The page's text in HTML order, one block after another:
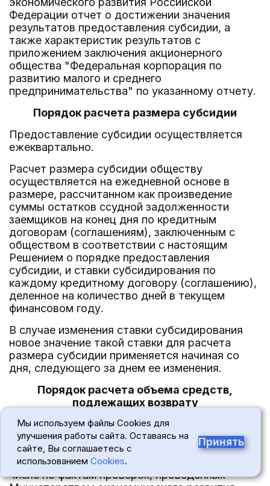
Федерации отчет о достижении значения
результатов предоставления субсидии, а
также характеристик результатов с
приложением заключения акционерного
общества "Федеральная корпорация по
развитию малого и среднего
предпринимательства" по указанному отчету.
Порядок расчета размера субсидии
Предоставление субсидии осуществляется
ежеквартально.
Расчет размера субсидии обществу
осуществляется на ежедневной основе в
размере, рассчитанном как произведение
суммы остатков ссудной задолженности
заемщиков на конец дня по кредитным
договорам (соглашениям), заключенным с
обществом в соответствии с настоящим
Решением о порядке предоставления
субсидии, и ставки субсидирования по
каждому кредитному договору (соглашению),
деленное на количество дней в текущем
финансовом году.
В случае изменения ставки субсидирования
новое значение такой ставки для расчета
размера субсидии применяется начиная со
дня, следующего за днем ее изменения.
Порядок расчета объема средств,
подлежащих возврату
субсидия
В случае недостижения значения результата
предоставления субсидии, выявленного в том
числе по фактам проверок, проведенных
Мы используем файлы Cookies для
улучшения работы сайта. Оставаясь на
сайте, Вы соглашаетесь с
использованием Cookies.
Принять